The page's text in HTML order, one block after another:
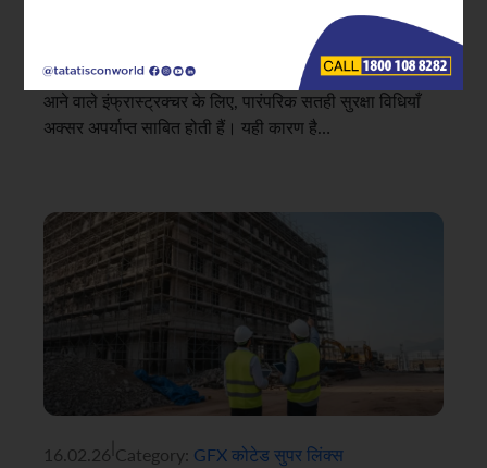
जंग केवल एक सामग्री से जुड़ी समस्या नहीं है; यह प्रदर्शन, सुरक्षा
और लाइफसाइकल की चुनौती भी है। कठोर वातावरण के संपर्क में
आने वाले इंफ्रास्ट्रक्चर के लिए, पारंपरिक सतही सुरक्षा विधियाँ
अक्सर अपर्याप्त साबित होती हैं। यही कारण है…
16.02.26 Category: GFX कोटेड सुपर लिंक्स